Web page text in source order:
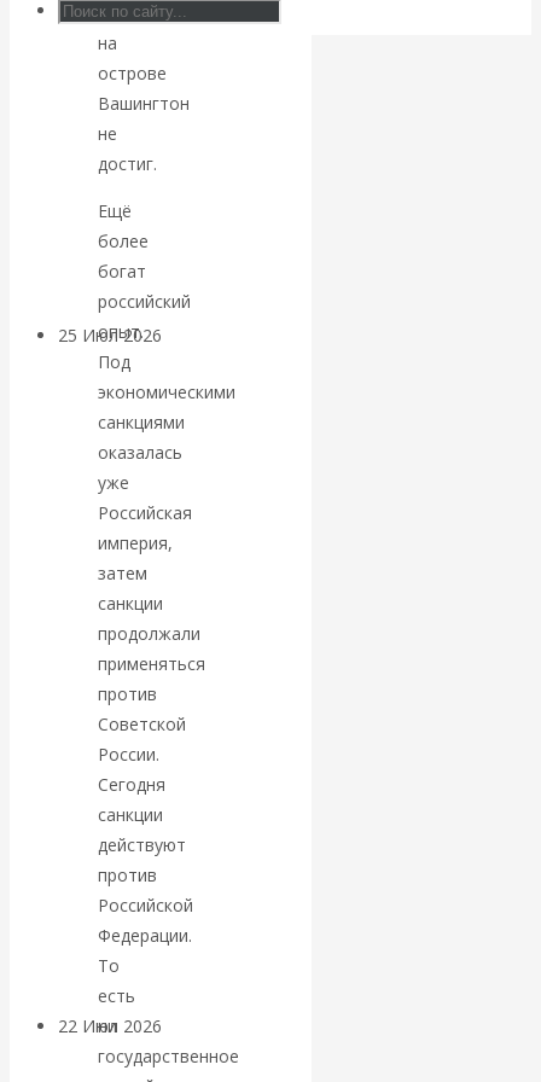
Валентин
КАтасонов.
Может ли
Америка
покинуть НАТО?
25 Июл 2026
интервью и беседы
«Об этом
молчат»:
экономист
Валентин
Катасонов
считает, что
кризис в
банковской
сфере России
уже начался
22 Июл 2026
целей
на
острове
Вашингтон
не
достиг.
Ещё
более
богат
российский
опыт.
Под
экономическими
санкциями
оказалась
уже
Российская
империя,
затем
санкции
продолжали
применяться
против
Советской
России.
Сегодня
санкции
действуют
против
Российской
Федерации.
То
есть
ни
государственное